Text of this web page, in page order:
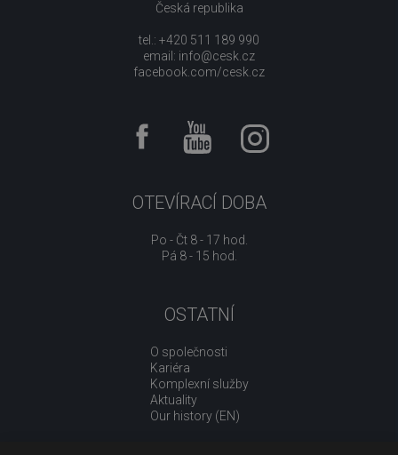
Česká republika
tel.: +420 511 189 990
email: info@cesk.cz
facebook.com/cesk.cz
OTEVÍRACÍ DOBA
Po - Čt 8 - 17 hod.
Pá 8 - 15 hod.
OSTATNÍ
O společnosti
Kariéra
Komplexní služby
Aktuality
Our history (EN)